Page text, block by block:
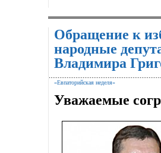
Обращение к
народные
Владимира
«Евпаторийская неделя»
Уважаемые